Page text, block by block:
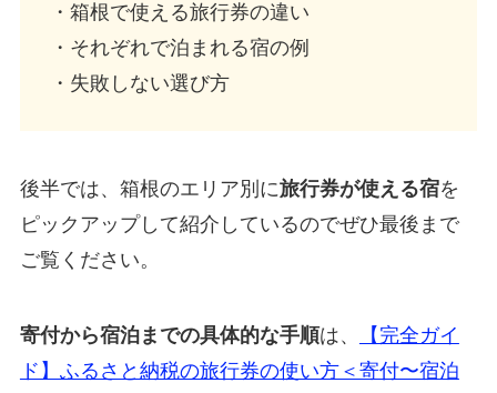
・箱根で使える旅行券の違い
・それぞれで泊まれる宿の例
・失敗しない選び方
後半では、箱根のエリア別に旅行券が使える宿を
ピックアップして紹介しているのでぜひ最後まで
ご覧ください。
寄付から宿泊までの具体的な手順は、
【完全ガイ
ド】ふるさと納税の旅行券の使い方＜寄付〜宿泊